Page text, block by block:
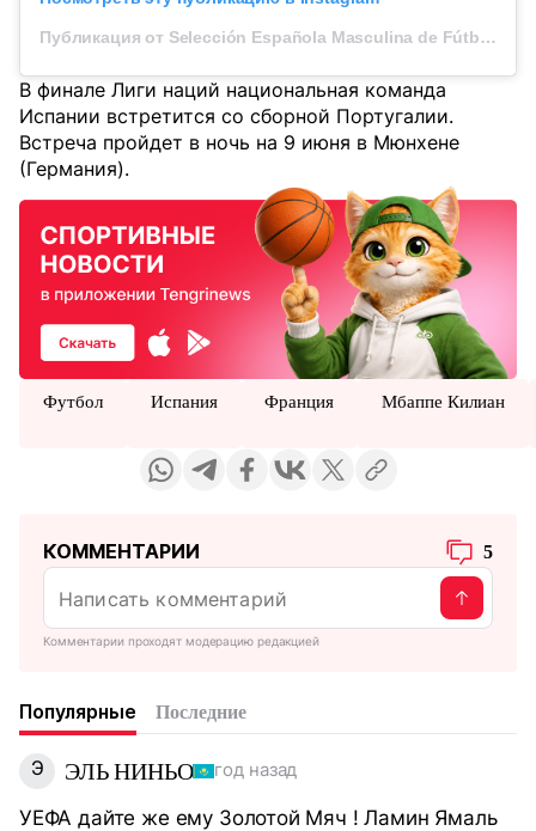
Публикация от Selección Española Masculina de Fútbol (@sefutbol)
В финале Лиги наций национальная команда
Испании встретится со сборной Португалии.
Встреча пройдет в ночь на 9 июня в Мюнхене
(Германия).
Футбол Испания Франция Мбаппе Килиан
КОММЕНТАРИИ 5
Комментарии проходят модерацию редакцией
Популярные Последние
Э ЭЛЬ НИНЬО год назад
УЕФА дайте же ему Золотой Мяч ! Ламин Ямаль